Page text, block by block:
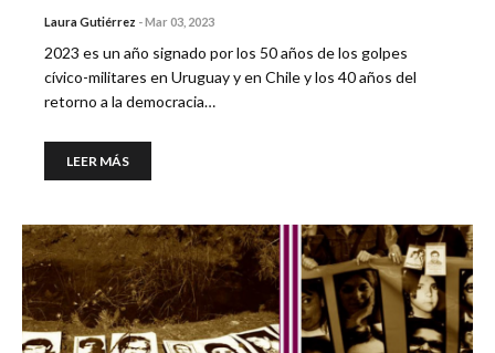
Laura Gutiérrez -Mar 03, 2023
2023 es un año signado por los 50 años de los golpes
cívico-militares en Uruguay y en Chile y los 40 años del
retorno a la democracia…
LEER MÁS